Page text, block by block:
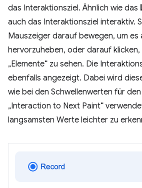
das Interaktionsziel. Ähnlich wie das
auch das Interaktionsziel interaktiv.
Mauszeiger darauf bewegen, um es
hervorzuheben, oder darauf klicken,
„Elemente“ zu sehen. Die
ebenfalls angezeigt. Dabei wird
wie bei den Schwellenwerten für
„Interaction to Next Paint“
langsamsten Werte leichter zu